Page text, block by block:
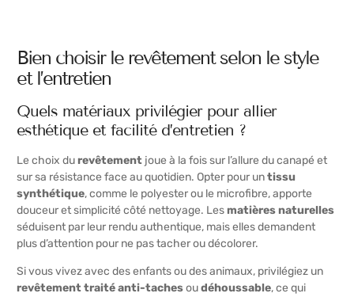
Bien choisir le revêtement selon le style
et l’entretien
Quels matériaux privilégier pour allier
esthétique et facilité d’entretien ?
Le choix durevêtement joue à la fois sur l’allure du canapé et
sur sa résistance face au quotidien. Opter pour untissu
synthétique, comme le polyester ou le microfibre, apporte
douceur et simplicité côté nettoyage. Lesmatières naturelles
séduisent par leur rendu authentique, mais elles demandent
plus d’attention pour ne pas tacher ou décolorer.
Si vous vivez avec des enfants ou des animaux, privilégiez un
revêtement traité anti-tachesoudéhoussable, ce qui